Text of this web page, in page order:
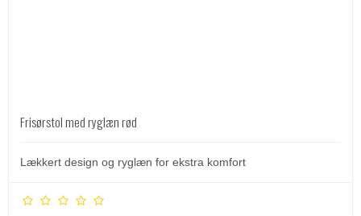
Frisørstol med ryglæn rød
Lækkert design og ryglæn for ekstra komfort